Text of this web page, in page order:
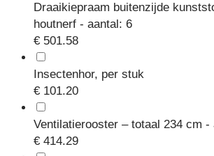
Draaikiepraam buitenzijde
houtnerf - aantal: 6
€ 501.58
Insectenhor, per stuk
€ 101.20
Ventilatierooster – totaal 234 cm -
€ 414.29